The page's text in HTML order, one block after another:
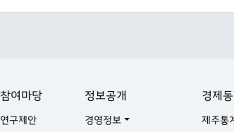
참여마당
연구제안
정보공개
경영정보
경제
제주통